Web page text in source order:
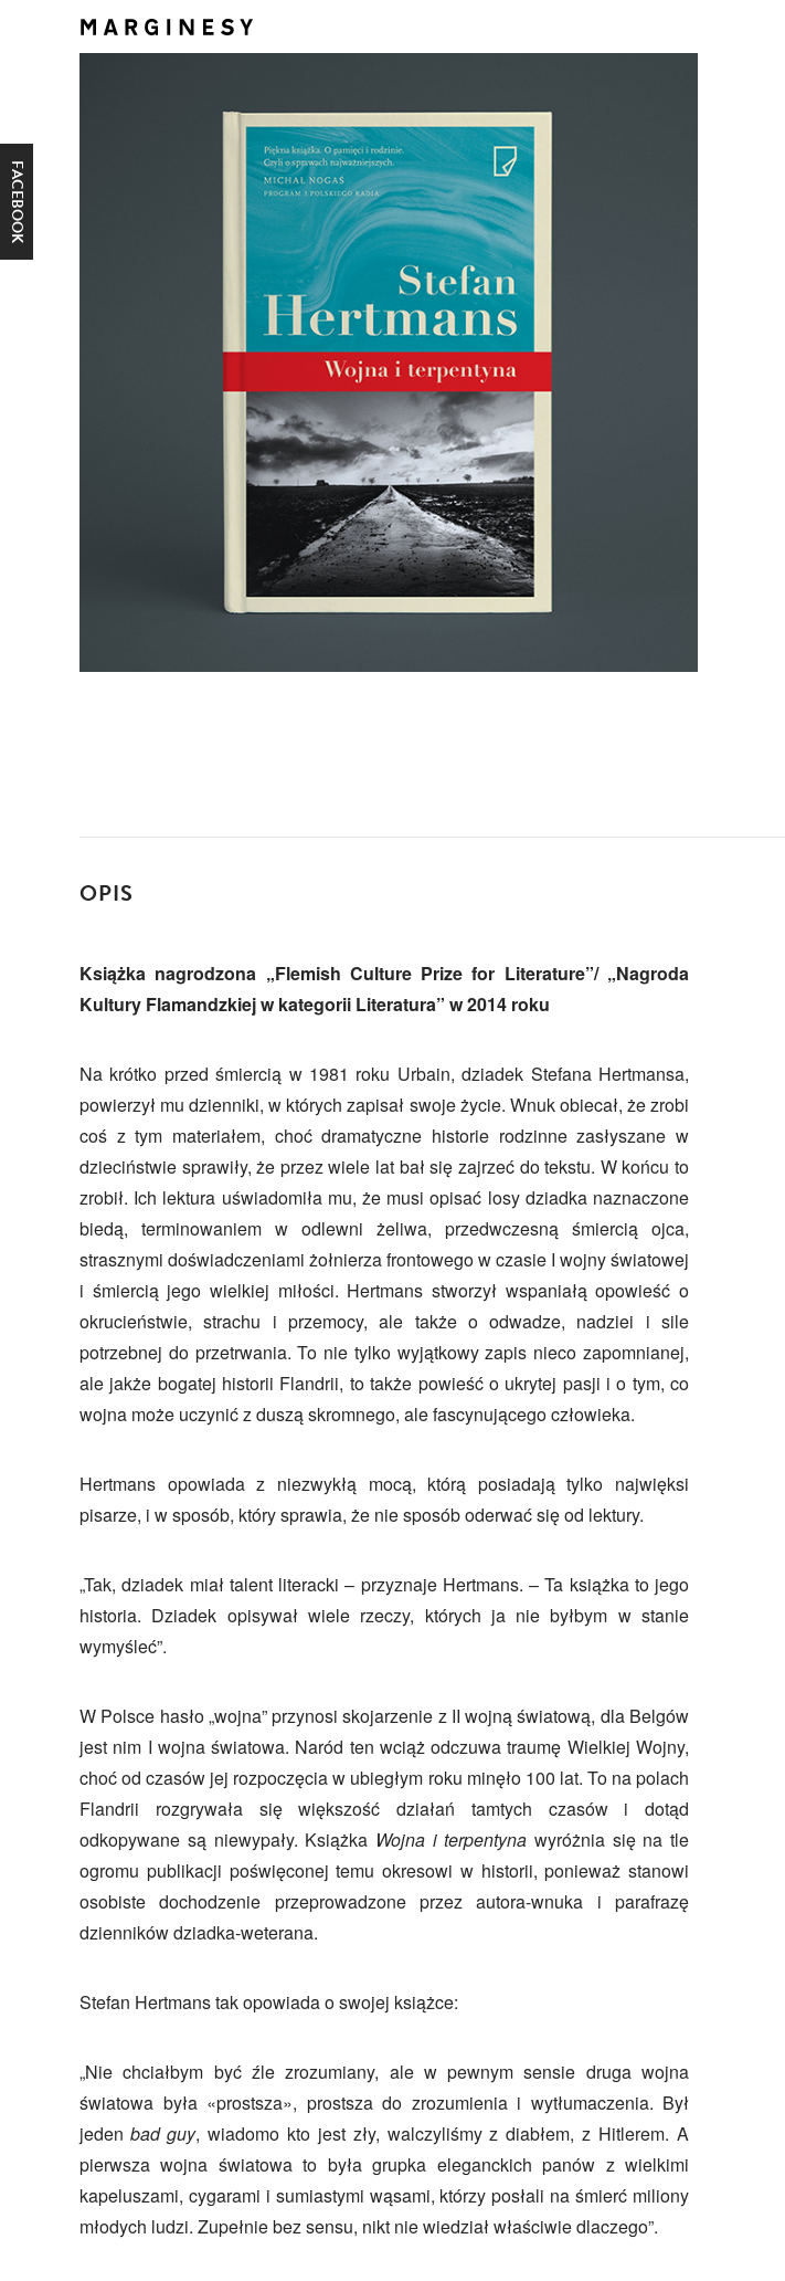
FACEBOOK
OPIS
Książka nagrodzona „Flemish Culture Prize for Literature”/ „Nagroda
Kultury Flamandzkiej w kategorii Literatura” w 2014 roku
Na krótko przed śmiercią w 1981 roku Urbain, dziadek Stefana Hertmansa,
powierzył mu dzienniki, w których zapisał swoje życie. Wnuk obiecał, że zrobi
coś z tym materiałem, choć dramatyczne historie rodzinne zasłyszane w
dzieciństwie sprawiły, że przez wiele lat bał się zajrzeć do tekstu. W końcu to
zrobił. Ich lektura uświadomiła mu, że musi opisać losy dziadka naznaczone
biedą, terminowaniem w odlewni żeliwa, przedwczesną śmiercią ojca,
strasznymi doświadczeniami żołnierza frontowego w czasie I wojny światowej
i śmiercią jego wielkiej miłości. Hertmans stworzył wspaniałą opowieść o
okrucieństwie, strachu i przemocy, ale także o odwadze, nadziei i sile
potrzebnej do przetrwania. To nie tylko wyjątkowy zapis nieco zapomnianej,
ale jakże bogatej historii Flandrii, to także powieść o ukrytej pasji i o tym, co
wojna może uczynić z duszą skromnego, ale fascynującego człowieka.
Hertmans opowiada z niezwykłą mocą, którą posiadają tylko najwięksi
pisarze, i w sposób, który sprawia, że nie sposób oderwać się od lektury.
„Tak, dziadek miał talent literacki – przyznaje Hertmans. – Ta książka to jego
historia. Dziadek opisywał wiele rzeczy, których ja nie byłbym w stanie
wymyśleć”.
W Polsce hasło „wojna” przynosi skojarzenie z II wojną światową, dla Belgów
jest nim I wojna światowa. Naród ten wciąż odczuwa traumę Wielkiej Wojny,
choć od czasów jej rozpoczęcia w ubiegłym roku minęło 100 lat. To na polach
Flandrii rozgrywała się większość działań tamtych czasów i dotąd
odkopywane są niewypały. Książka Wojna i terpentyna wyróżnia się na tle
ogromu publikacji poświęconej temu okresowi w historii, ponieważ stanowi
osobiste dochodzenie przeprowadzone przez autora-wnuka i parafrazę
dzienników dziadka-weterana.
Stefan Hertmans tak opowiada o swojej książce:
„Nie chciałbym być źle zrozumiany, ale w pewnym sensie druga wojna
światowa była «prostsza», prostsza do zrozumienia i wytłumaczenia. Był
jeden bad guy, wiadomo kto jest zły, walczyliśmy z diabłem, z Hitlerem. A
pierwsza wojna światowa to była grupka eleganckich panów z wielkimi
kapeluszami, cygarami i sumiastymi wąsami, którzy posłali na śmierć miliony
młodych ludzi. Zupełnie bez sensu, nikt nie wiedział właściwie dlaczego”.